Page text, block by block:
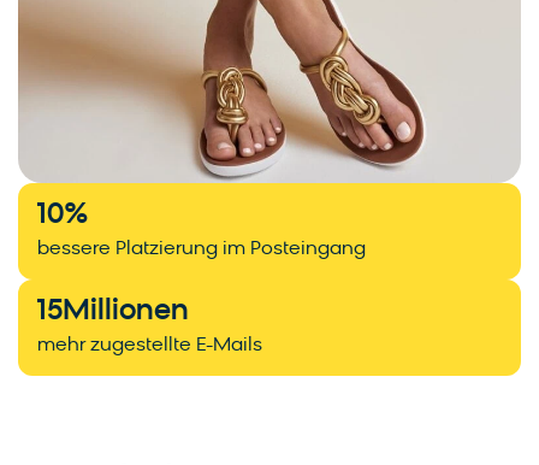
10%
bessere Platzierung im Posteingang
15Millionen
mehr zugestellte E-Mails